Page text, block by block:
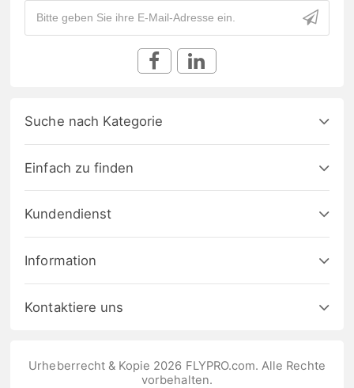
Suche nach Kategorie
Einfach zu finden
Kundendienst
Information
Kontaktiere uns
Urheberrecht & Kopie 2026 FLYPRO.com. Alle Rechte
vorbehalten.